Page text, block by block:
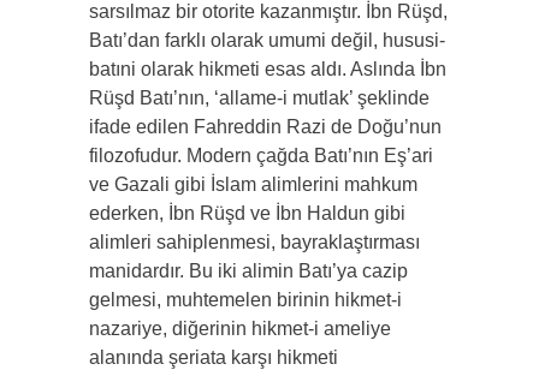
sarsılmaz bir otorite kazanmıştır. İbn Rüşd,
Batı’dan farklı olarak umumi değil, hususi-
batıni olarak hikmeti esas aldı. Aslında İbn
Rüşd Batı’nın, ‘allame-i mutlak’ şeklinde
ifade edilen Fahreddin Razi de Doğu’nun
filozofudur. Modern çağda Batı’nın Eş’ari
ve Gazali gibi İslam alimlerini mahkum
ederken, İbn Rüşd ve İbn Haldun gibi
alimleri sahiplenmesi, bayraklaştırması
manidardır. Bu iki alimin Batı’ya cazip
gelmesi, muhtemelen birinin hikmet-i
nazariye, diğerinin hikmet-i ameliye
alanında şeriata karşı hikmeti